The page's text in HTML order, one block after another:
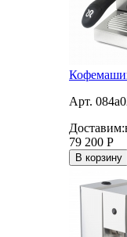
Арт.
Доставим:
79 200 Р
В корзину